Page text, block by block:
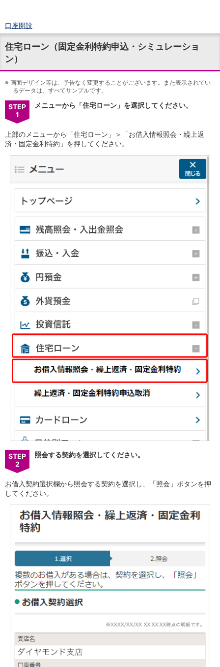
口座開設
ログイン
チャット
メニュー
商品・サービス
預金
円預金TOP
普通預金
定期預金
積立式定期預金
外貨預金 TOP
外貨普通預金
外貨定期預金
外貨普通預金積立
資産運用
証券口座開設
投信つみたて
NISA
金銭信託
取扱商品一覧
iDeCo・国民年金基金
iDeCo（個人型確定拠出年金）
国民年金基金
ロボアドバイザークラウドファンディング
WealthNavi for イオン銀行（ロボアドバイザー）
funds
まいクラウドファンディング
ローン
住宅ローン
新規お借入れの方
フラット35
リ・バース60
カードローン
目的別ローン
目的別ローンマイページ
保険
保険TOP
個人年金保険
医療保険
がん保険
就業不能保険
認知症保険
海外旅行保険
国内旅行傷害保険
傷害保険
カード
クレジットカード
インターネットバンキング
通帳アプリ
イオン銀行PayB
イオングループアプリ
住宅ローン（固定金利特約申込・シミュレーショ
ン）
※ 画面デザイン等は、予告なく変更することがございます。また表示されてい
るデータは、すべてサンプルです。
STEP
1
メニューから「住宅ローン」を選択してください。
上部のメニューから「住宅ローン」＞「お借入情報照会・繰上返
済・固定金利特約」を押してください。
STEP
2
照会する契約を選択してください。
お借入契約選択欄から照会する契約を選択し、「照会」ボタンを押
してください。